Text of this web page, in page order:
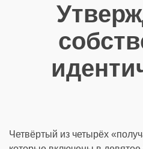
Четвёртый из четырёх